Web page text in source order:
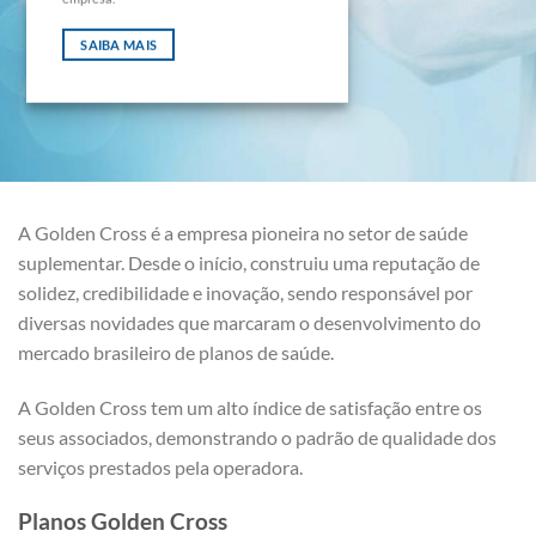
SAIBA MAIS
A Golden Cross é a empresa pioneira no setor de saúde
suplementar. Desde o início, construiu uma reputação de
solidez, credibilidade e inovação, sendo responsável por
diversas novidades que marcaram o desenvolvimento do
mercado brasileiro de planos de saúde.
A Golden Cross tem um alto índice de satisfação entre os
seus associados, demonstrando o padrão de qualidade dos
serviços prestados pela operadora.
Planos Golden Cross